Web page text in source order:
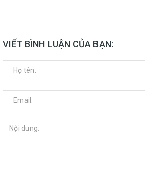
VIẾT BÌNH LUẬN CỦA BẠN: